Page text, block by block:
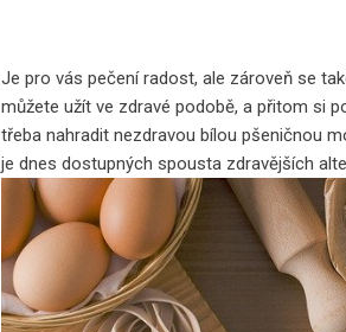
Je pro vás pečení radost, ale zároveň se
můžete užít ve zdravé podobě, a přitom si
třeba nahradit nezdravou bílou pšeničnou
je dnes dostupných spousta zdravějších